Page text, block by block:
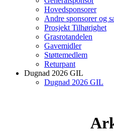
Hovedsponsorer
Andre sponsorer og
Prosjekt Tilhørighet
Grasrotandelen
Gavemidler
Støttemedlem
Returpant
Dugnad 2026 GIL
Dugnad 2026 GIL